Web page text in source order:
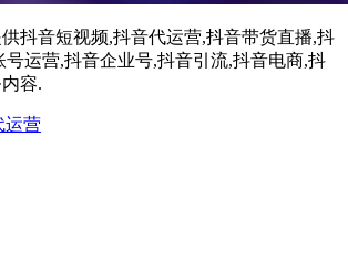
抖音短视频,抖音代运营,抖音带货直播,抖
号运营,抖音企业号,抖音引流,抖音电商,抖
容.
运营